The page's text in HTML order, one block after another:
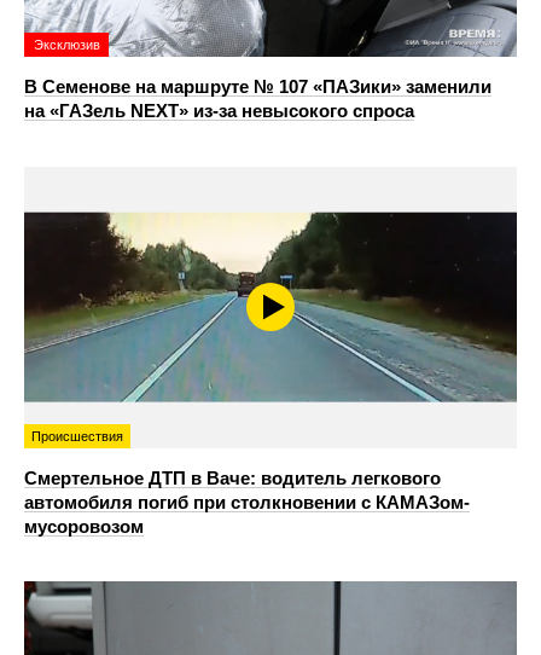
Эксклюзив
В Семенове на маршруте № 107 «ПАЗики» заменили
на «ГАЗель NEXT» из‑за невысокого спроса
Происшествия
Смертельное ДТП в Ваче: водитель легкового
автомобиля погиб при столкновении с КАМАЗом-
мусоровозом